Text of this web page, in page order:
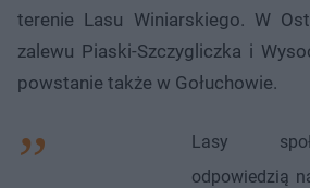
terenie Lasu Winiarskiego. W
zalewu Piaski-Szczygliczka i
powstanie także w Gołuchowie.
Lasy
odpowiedzią